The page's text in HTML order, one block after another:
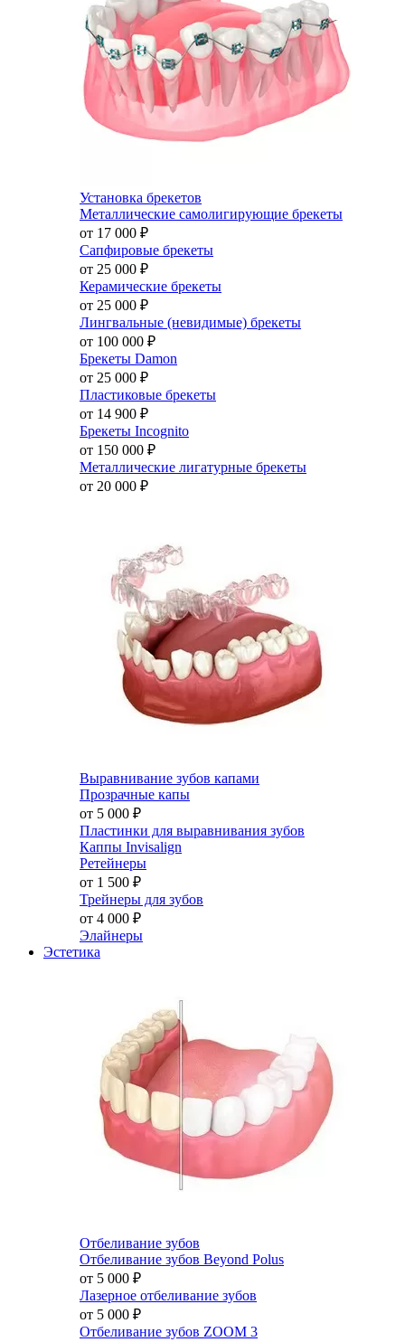
Установка брекетов
Металлические самолигирующие брекеты
от 17 000 ₽
Сапфировые брекеты
от 25 000 ₽
Керамические брекеты
от 25 000 ₽
Лингвальные (невидимые) брекеты
от 100 000 ₽
Брекеты Damon
от 25 000 ₽
Пластиковые брекеты
от 14 900 ₽
Брекеты Incognito
от 150 000 ₽
Металлические лигатурные брекеты
от 20 000 ₽
Выравнивание зубов капами
Прозрачные капы
от 5 000 ₽
Пластинки для выравнивания зубов
Каппы Invisalign
Ретейнеры
от 1 500 ₽
Трейнеры для зубов
от 4 000 ₽
Элайнеры
Эстетика
Отбеливание зубов
Отбеливание зубов Beyond Polus
от 5 000 ₽
Лазерное отбеливание зубов
от 5 000 ₽
Отбеливание зубов ZOOM 3